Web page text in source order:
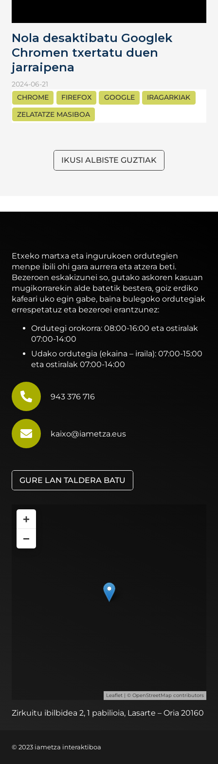
Nola desaktibatu Googlek
Chromen txertatu duen
jarraipena
2024-06-21
CHROME
FIREFOX GOOGLE
IRAGARKIAK
ZELATATZE MASIBOA
IKUSI ALBISTE GUZTIAK
Etxeko martxa eta ingurukoen ordutegien
menpe ibili ohi gara aurrera eta atzera beti.
Bezeroen eskakizunei so, gutako askoren kasuan
mugikorrarekin alde batetik bestera, goiz erdiko
kafeari uko egin gabe, baina bulegoko ordutegiak
errespetatuz eta bezeroei erantzunez:
Ordutegi orokorra: 08:00-16:00 eta ostiralak
07:00-14:00
Udako ordutegia (ekaina – iraila): 07:00-15:00
eta ostiralak 07:00-14:00
943 376 716
kaixo@iametza.eus
GURE LAN TALDERA BATU
+
−
Leaflet | © OpenStreetMap contributors
Zirkuitu ibilbidea 2, 1 pabilioia, Lasarte – Oria 20160
© 2023 iametza interaktiboa